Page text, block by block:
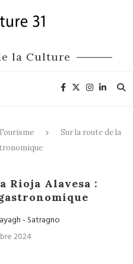
la Culture
Sur la route de la
Rioja Alavesa :
- Satragno
2024